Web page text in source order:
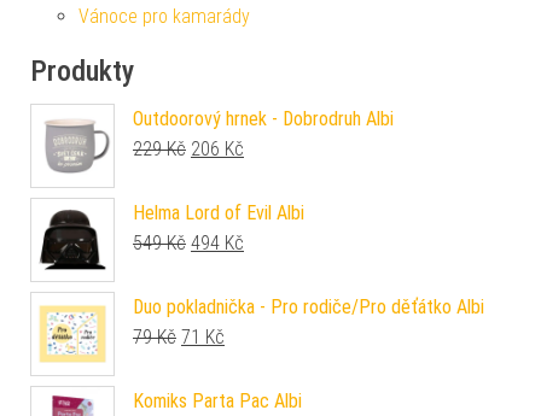
Vánoce pro kamarády
Produkty
Outdoorový hrnek - Dobrodruh Albi
229Kč Původní cena byla: 229 Kč.
206 Kč
Helma Lord of Evil Albi
549Kč Původní cena byla: 549 Kč.
494 Kč
Duo pokladnička - Pro rodiče/Pro děťátko Albi
79Kč Původní cena byla: 79 Kč.
71 Kč
Komiks Parta Pac Albi